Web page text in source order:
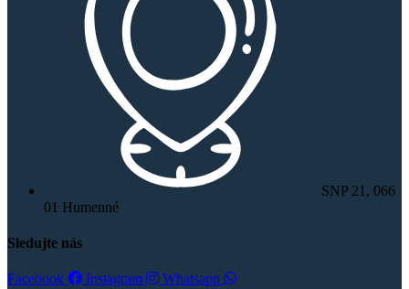
SNP 21, 066
01 Humenné
Sledujte nás
Facebook Instagram Whatsapp